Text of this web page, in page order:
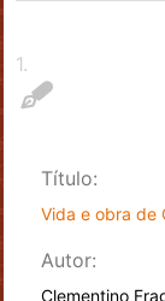
1.
Título:
Vida e obra de
Autor:
Clementino